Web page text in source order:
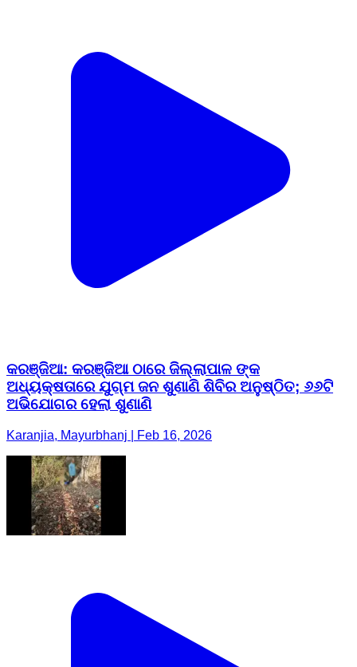
କରଞ୍ଜିଆ: କରଞ୍ଜିଆ ଠାରେ ଜିଲ୍ଲାପାଳ ଙ୍କ
ଅଧ୍ୟକ୍ଷତାରେ ଯୁଗ୍ମ ଜନ ଶୁଣାଣି ଶିବିର ଅନୁଷ୍ଠିତ; ୬୬ଟି
ଅଭିଯୋଗର ହେଲା ଶୁଣାଣି
Karanjia, Mayurbhanj | Feb 16, 2026